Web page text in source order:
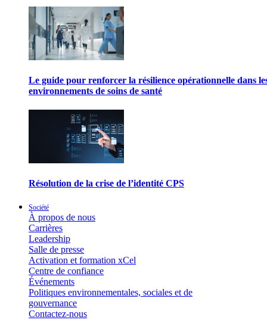
Le guide pour renforcer la résilience opérationnelle dans
environnements de soins de santé
Résolution de la crise de l’identité CPS
Société
À propos de nous
Carrières
Leadership
Salle de presse
Activation et formation xCel
Centre de confiance
Événements
Politiques environnementales, sociales et de
gouvernance
Contactez-nous